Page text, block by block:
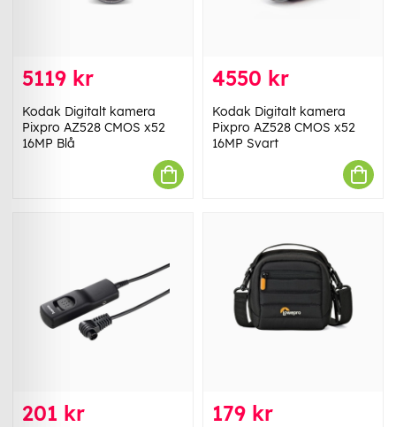
5119 kr
Kodak Digitalt kamera
Pixpro AZ528 CMOS x52
16MP Blå
4550 kr
Kodak Digitalt kamera
Pixpro AZ528 CMOS x52
16MP Svart
201 kr 179 kr